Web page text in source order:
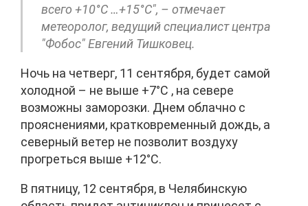
всего +10°C …+15°C", – отмечает
метеоролог, ведущий специалист центра
"Фобос" Евгений Тишковец.
Ночь на четверг, 11 сентября, будет самой
холодной – не выше +7°C , на севере
возможны заморозки. Днем облачно с
прояснениями, кратковременный дождь, а
северный ветер не позволит воздуху
прогреться выше +12°C.
В пятницу, 12 сентября, в Челябинскую